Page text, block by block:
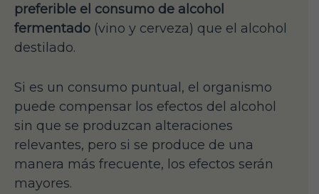
preferible el consumo de alcohol
fermentado (vino y cerveza) que el alcohol
destilado.
Si es un consumo puntual, el organismo
puede compensar los efectos del alcohol
sin que se produzcan alteraciones
relevantes, pero si se produce de una
manera más frecuente, los efectos serán
mayores.